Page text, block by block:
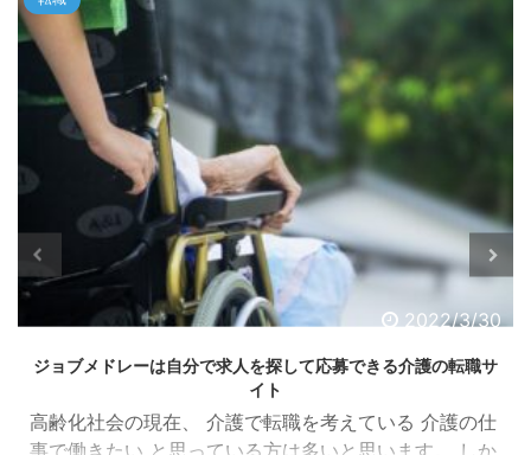
2022/3/30
ジョブメドレーは自分で求人を探して応募できる介護の転職サ
イト
高齢化社会の現在、 介護で転職を考えている 介護の仕